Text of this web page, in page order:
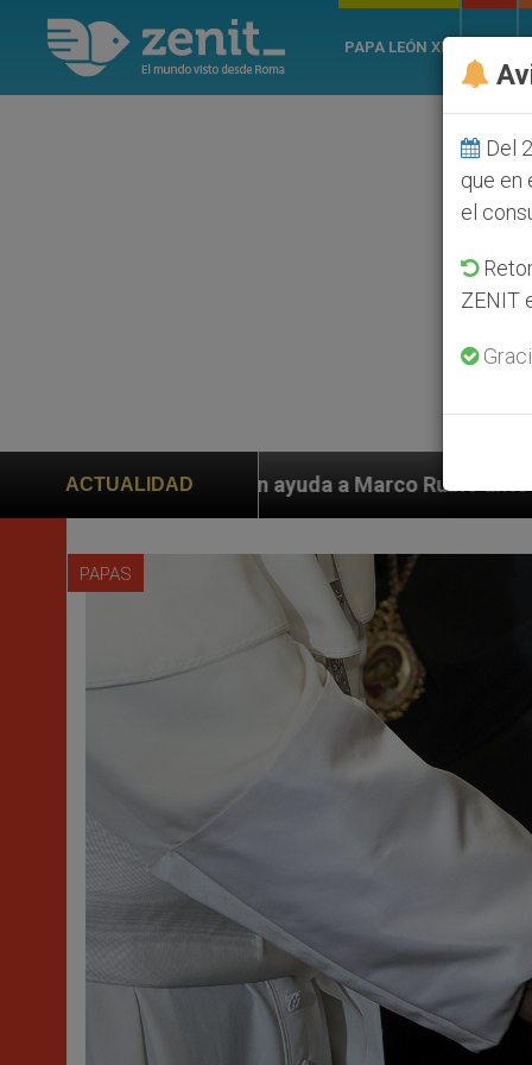
PAPA LEÓN XIV
ACTUALIDAD
ayuda a Marco Rubio ante persecución de colonos
PAPAS
Del
que en
el
ZENIT